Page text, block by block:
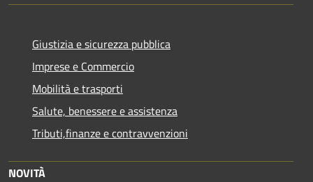
Giustizia e sicurezza pubblica
Imprese e Commercio
Mobilità e trasporti
Salute, benessere e assistenza
Tributi,finanze e contravvenzioni
NOVITÀ